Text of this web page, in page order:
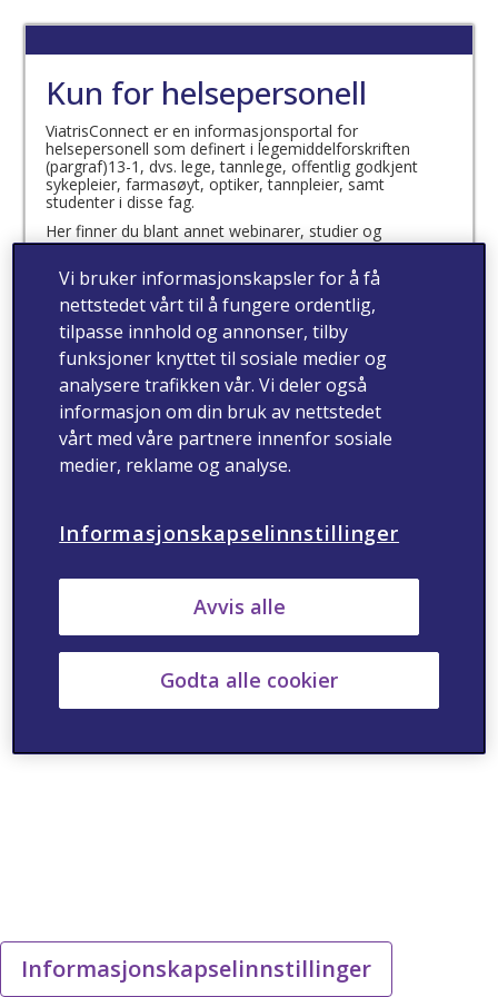
Kun for helsepersonell
ViatrisConnect er en informasjonsportal for
helsepersonell som definert i legemiddelforskriften
(pargraf)13-1, dvs. lege, tannlege, offentlig godkjent
sykepleier, farmasøyt, optiker, tannpleier, samt
studenter i disse fag.
Her finner du blant annet webinarer, studier og
produktinformasjon.
Jeg bekrefter at jeg er
helsepersonell som definert
i legemiddelforskriften
(paragraf) 13-1
Informasjonskapselinnstillinger
Vi bruker informasjonskapsler for å få
nettstedet vårt til å fungere ordentlig,
tilpasse innhold og annonser, tilby
funksjoner knyttet til sosiale medier og
analysere trafikken vår. Vi deler også
informasjon om din bruk av nettstedet
vårt med våre partnere innenfor sosiale
medier, reklame og analyse.
Informasjonskapselinnstillinger
Avvis alle
Godta alle cookier